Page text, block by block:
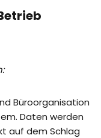
Büroorganisation
Daten werden
auf dem Schlag